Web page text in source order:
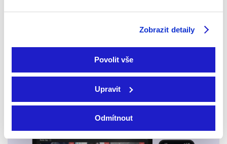
Zobrazit detaily
Povolit vše
Upravit
Odmítnout
Smart TV - Android, Google, Samsung, LG, VIDAA